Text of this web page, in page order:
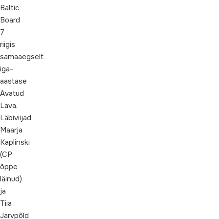
Baltic
Board
7
riigis
samaaegselt
iga-
aastase
Avatud
Lava.
Läbiviijad
Maarja
Kaplinski
(CP
õppe
läinud)
ja
Tiia
Järvpõld